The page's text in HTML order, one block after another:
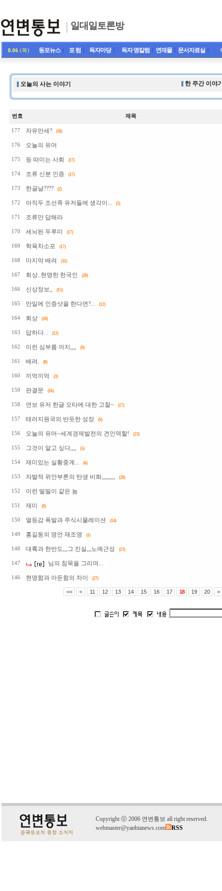
일대일토론방
8.06 (목) 동포뉴스ㅣ 포 럼 독자마당ㅣ 독자 명칼럼 연재물ㅣ 문서자료실
오늘의 사는 이야기 한 주간 이야
번호 제목
177 자유만세? (18)
176 오늘의 유머
175 등 떠미는 사회 (17)
174 조류 신분 인증 (17)
173 한글날???? (2)
172 아직두 조선족 유저들에 생각이... (5)
171 조류만 답해라
170 세뇌된 두루미 (17)
169 학육차소포 (17)
168 마지막 배려 (31)
167 회상..현명한 한국인 (20)
166 신상정보,, (15)
165 만일에 인증샷을 한다면?... (12)
164 회상 (10)
163 답하다. . (12)
162 이런 심부름 까지,,,, (9)
161 배려. (8)
160 끼억끼억 (3)
159 판결문 (16)
158 연보 유저 한글 오타에 대한 고찰~ (17)
157 테러지원국의 반듯한 성장 (9)
156 오늘의 유머~세계경제발전의 견인역할! (23)
155 그것이 알고 싶다,,,, (5)
154 재미있는 실황중계... (6)
153 자발적 위안부론의 탄생 비화,,,,,,,,, (20)
152 이런 띨띨이 같은 놈
151 재미 (9)
150 열등감 폭발과 주식시물레이션 (14)
149 홍길동의 명언 재조명 (1)
148 대륙과 한반도,,,그 진실,,,노예근성 (13)
147 님의 침묵을 그리며...
146 현명함과 아둔함의 차이 (27)
<< < 11 12 13 14 15 16 17 18 19 20 >
Copyright ⓒ 2006 연변통보 all right reserved.
webmaster@yanbianews.com
RSS